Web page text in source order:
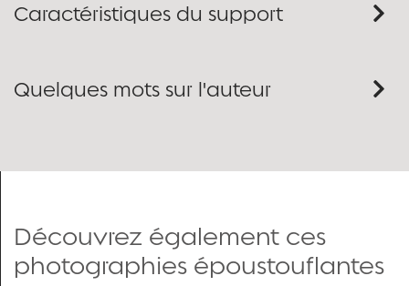
Caractéristiques du support
Quelques mots sur l'auteur
Découvrez également ces
photographies époustouflantes